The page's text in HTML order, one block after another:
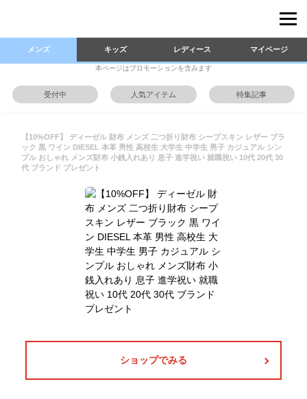
メンズ キッズ レディース マイページ
本ページはプロモーションを含みます
受付中 人気アイテム 特集記事
【10%OFF】 ディーゼル 財布 メンズ 二つ折り財布 シープスキン レザー ブラ
ック 黒 ワイン DIESEL 本革 男性 高校生 大学生 中学生 男子 カジュアル シン
プル おしゃれ メンズ財布 小銭入れあり 息子 進学祝い 就職祝い 10代 20代 30
代 ブランド プレゼント
ショップでみる